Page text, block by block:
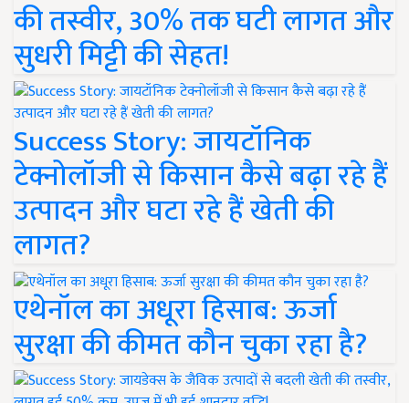
की तस्वीर, 30% तक घटी लागत और
सुधरी मिट्टी की सेहत!
Success Story: जायटॉनिक
टेक्नोलॉजी से किसान कैसे बढ़ा रहे हैं
उत्पादन और घटा रहे हैं खेती की
लागत?
एथेनॉल का अधूरा हिसाब: ऊर्जा
सुरक्षा की कीमत कौन चुका रहा है?